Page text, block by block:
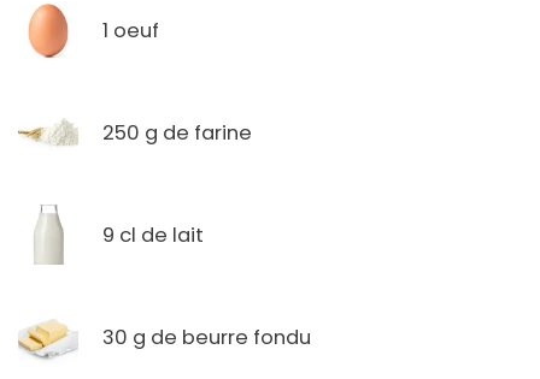
1 oeuf
250 g de farine
9 cl de lait
30 g de beurre fondu